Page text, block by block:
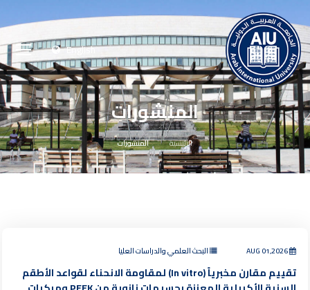
English
المنشورات
الرئيسية المنشورات
AUG 01,2026 البحث العلمي والدراسات العليا
تقييم مقارن مخبرياً (In vitro) لمقاومة الانحناء لقواعد الأطقم